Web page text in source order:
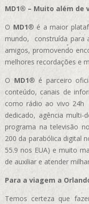
MD1® – Muito além de
O MD1® é a maior
mundo, construída para
amigos, promovendo
melhores recordações e
OMD1® é parceiro
conteúdo, canais de
como rádio ao vivo 24h
dedicado, agência multi-
programa na televisão
200 da parabólica digital
55.9 nos EUA) e muito
de auxiliar e atender
Para a viagem a
Temos certeza que